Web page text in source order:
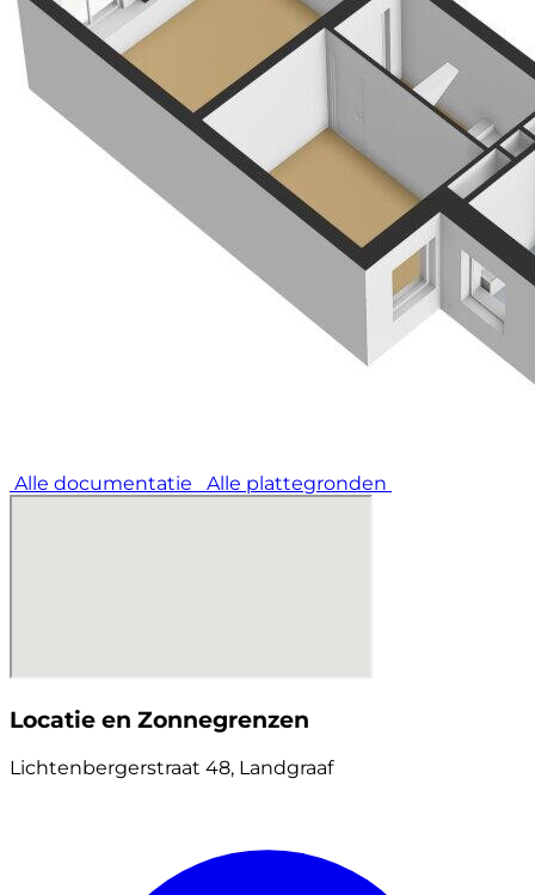
huurovereenkomst over te nemen.
Alle documentatie Alle plattegronden
Locatie en Zonnegrenzen
Lichtenbergerstraat 48, Landgraaf